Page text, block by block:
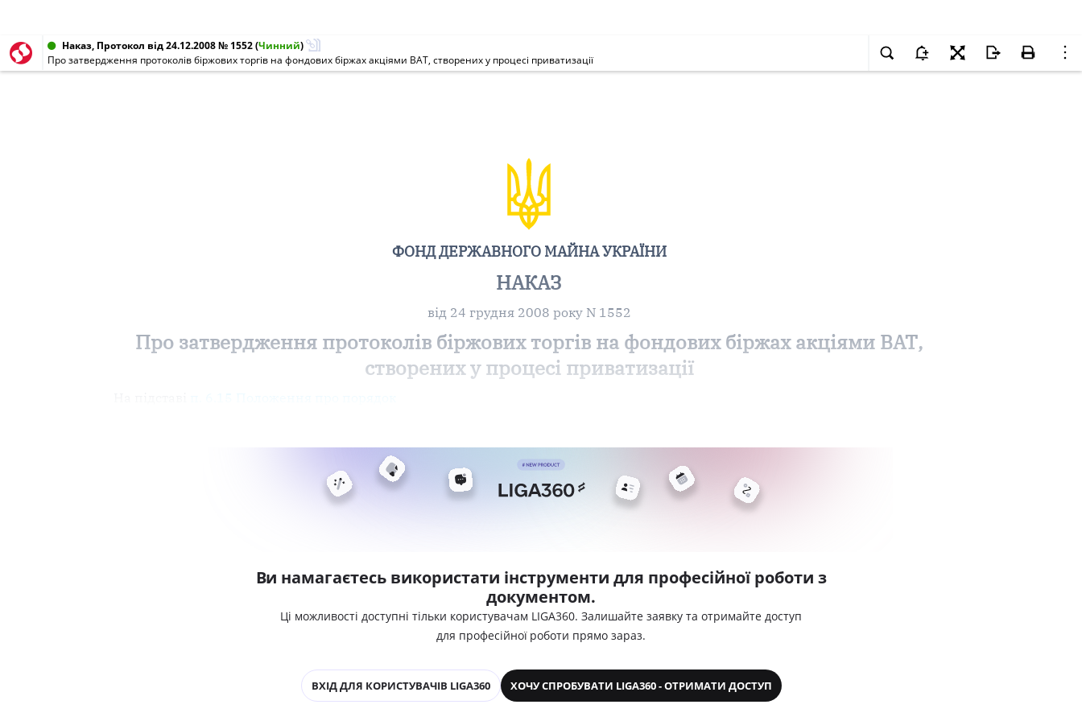
Наказ, Протокол від 24.12.2008 № 1552(Чинний)
Про затвердження протоколів біржових торгів на фондових біржах акціями ВАТ, створених у процесі приватизації
ФОНД ДЕРЖАВНОГО МАЙНА УКРАЇНИ
НАКАЗ
від 24 грудня 2008 року N 1552
Про затвердження протоколів біржових торгів на фондових біржах акціями ВАТ,
створених у процесі приватизації
Ви намагаєтесь використати інструменти для професійної роботи з
документом.
Ці можливості доступні тільки користувачам LIGA360. Залишайте заявку та отримайте доступ
для професійної роботи прямо зараз.
ВХІД ДЛЯ КОРИСТУВАЧІВ LIGA360 ХОЧУ СПРОБУВАТИ LIGA360 - ОТРИМАТИ ДОСТУП